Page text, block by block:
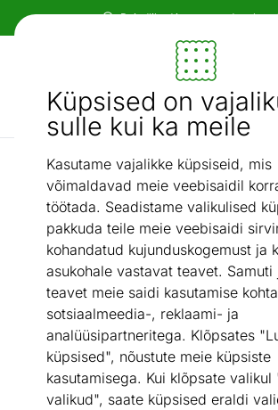
Küpsised on
sulle kui ka meile
Kasutame vajalikke küpsiseid, mis
võimaldavad meie veebisaidil
töötada. Seadistame valikulised
pakkuda teile meie veebisaidi
kohandatud kujunduskogemust ja
asukohale vastavat teavet. Samuti
teavet meie saidi kasutamise
sotsiaalmeedia-, reklaami- ja
analüüsipartneritega. Klõpsates
küpsised", nõustute meie küpsiste
kasutamisega. Kui klõpsate valikul
valikud", saate küpsised eraldi
Paindlikud ja mugavad
Mööbel ja sisustus - ON24
Otsi...
Ovaalne / Diivanilaud Salvator